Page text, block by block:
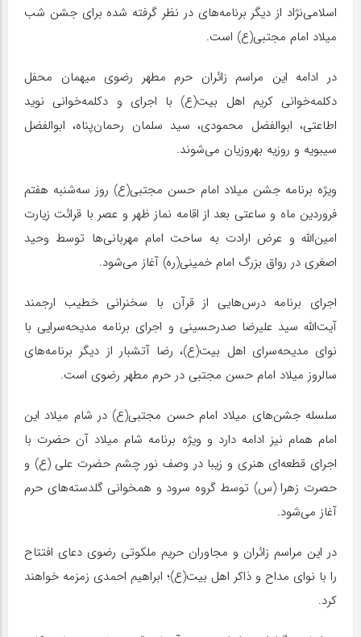
اسلامی‌نژاد از دیگر برنامه‌های در نظر گرفته شده برای جشن شب
میلاد امام مجتبی(ع) است.
در ادامه این مراسم زائران حرم مطهر رضوی میهمان محفل
دکلمه‌خوانی کریم اهل بیت(ع) با اجرای و دکلمه‌خوانی نوید
اطاعتی، ابوالفضل محمودی، سید سلمان رحمان‌پناه، ابوالفضل
سیبویه و روزیه بهروزیان می‌شوند.
ویژه برنامه جشن میلاد امام حسن مجتبی(ع) روز سه‌شنبه هفتم
فروردین ماه و ساعتی بعد از اقامه نماز ظهر و عصر با قرائت زیارت
امین‌الله و عرض ارادت به ساحت امام مهربانی‌ها توسط وحید
اصغری در رواق بزرگ امام خمینی(ره) آغاز می‌شود.
اجرای برنامه درس‌هایی از قرآن با سخنرانی خطیب ارجمند
آیت‌الله سید علیرضا صدرحسینی و اجرای برنامه مدیحه‌سرایی با
نوای مدیحه‌سرای اهل بیت(ع)، رضا آتشبار از دیگر برنامه‌های
سالروز میلاد امام حسن مجتبی در حرم مطهر رضوی است.
سلسله جشن‌های میلاد امام حسن مجتبی(ع) در شام میلاد این
امام همام نیز ادامه دارد و ویژه برنامه شام میلاد آن حضرت با
اجرای قطعه‌ای هنری و زیبا در وصف نور چشم حضرت علی (ع) و
حصرت زهرا (س) توسط گروه سرود و همخوانی گلدسته‌های حرم
آغاز می‌شود.
در این مراسم زائران و مجاوران حریم ملکوتی رضوی دعای افتتاح
را با نوای مداح و ذاکر اهل بیت(ع)؛ ابراهیم احمدی زمزمه خواهند
کرد.